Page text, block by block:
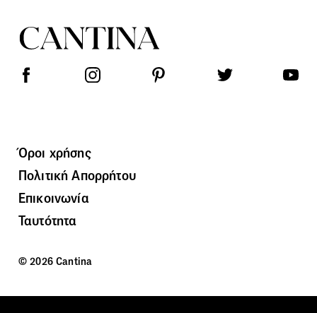
Όροι χρήσης
Πολιτική Απορρήτου
Επικοινωνία
Ταυτότητα
© 2026 Cantina